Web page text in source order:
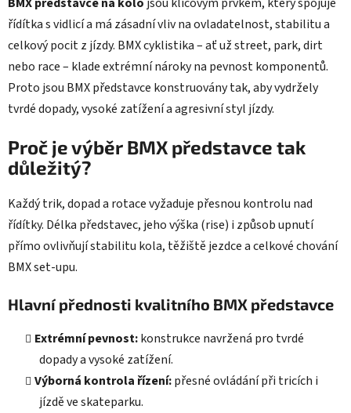
p
i
s
u
řídítka s vidlicí a má zásadní vliv na ovladatelnost, stabilitu a
celkový pocit z jízdy. BMX cyklistika – ať už street, park, dirt
nebo race – klade extrémní nároky na pevnost komponentů.
Proto jsou BMX představce konstruovány tak, aby vydržely
tvrdé dopady, vysoké zatížení a agresivní styl jízdy.
Proč je výběr BMX představce tak
důležitý?
Každý trik, dopad a rotace vyžaduje přesnou kontrolu nad
řídítky. Délka představec, jeho výška (rise) i způsob upnutí
přímo ovlivňují stabilitu kola, těžiště jezdce a celkové chování
BMX set-upu.
Hlavní přednosti kvalitního BMX představce
Extrémní pevnost:konstrukce navržená pro tvrdé
dopady a vysoké zatížení.
Výborná kontrola řízení:přesné ovládání při tricích i
jízdě ve skateparku.